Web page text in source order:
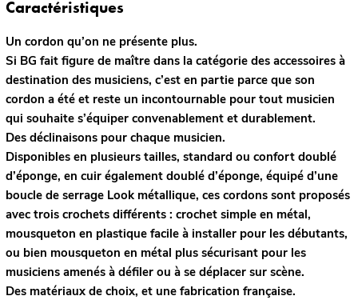
Caractéristiques
Un cordon qu’on ne présente plus.
Si BG fait figure de maître dans la catégorie des accessoires à
destination des musiciens, c’est en partie parce que son
cordon a été et reste un incontournable pour tout musicien
qui souhaite s’équiper convenablement et durablement.
Des déclinaisons pour chaque musicien.
Disponibles en plusieurs tailles, standard ou confort doublé
d’éponge, en cuir également doublé d’éponge, équipé d’une
boucle de serrage Look métallique, ces cordons sont proposés
avec trois crochets différents : crochet simple en métal,
mousqueton en plastique facile à installer pour les débutants,
ou bien mousqueton en métal plus sécurisant pour les
musiciens amenés à défiler ou à se déplacer sur scène.
Des matériaux de choix, et une fabrication française.